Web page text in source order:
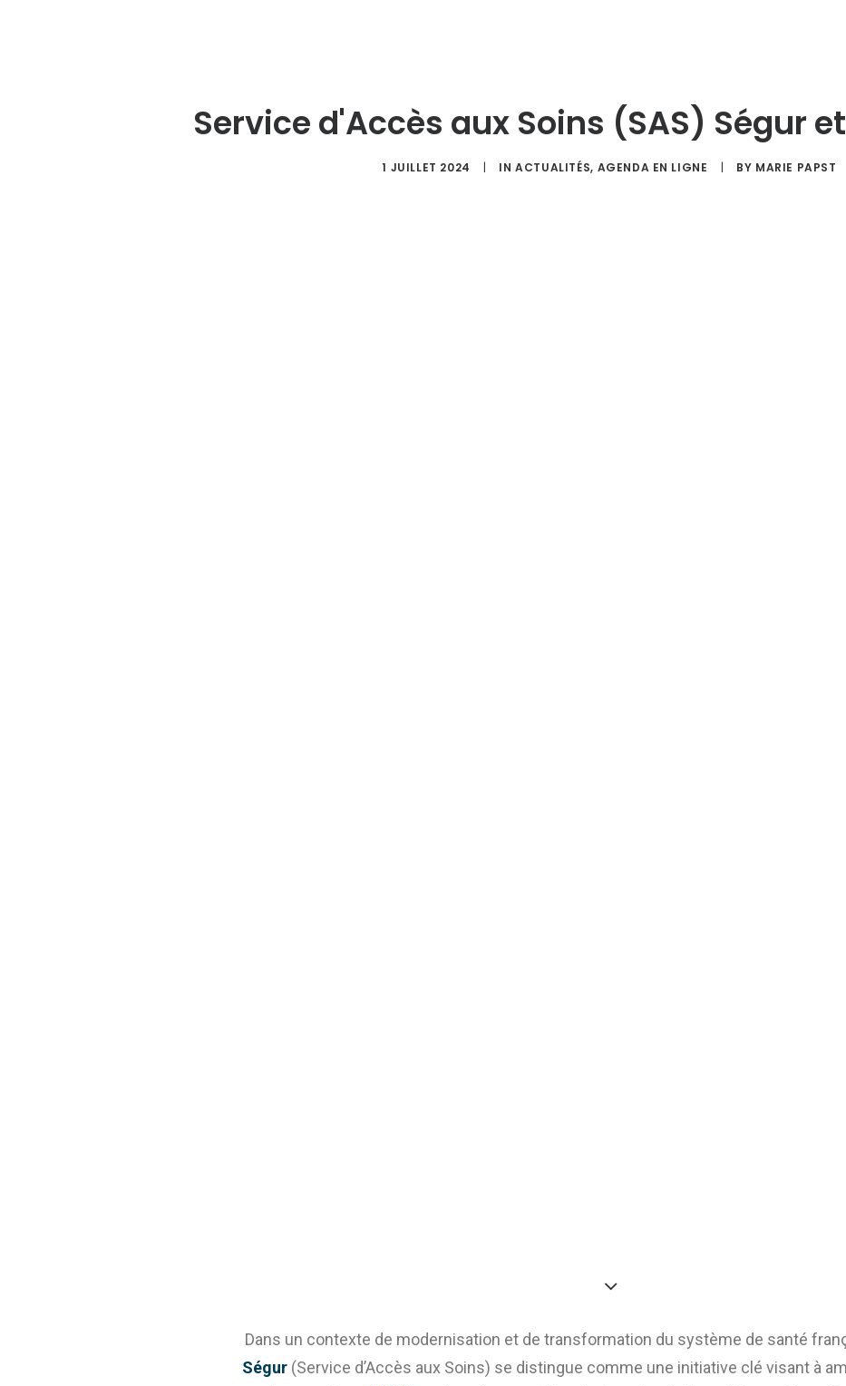
Service d'Accès aux Soins (SAS) Ségur
1 JUILLET 2024 | INACTUALITÉS, AGENDA EN LIGNE | BY MARIE PAPST
Dans un contexte de modernisation et de transformation du système de santé
Ségur (Service d’Accès aux Soins) se distingue comme une initiative clé visant à